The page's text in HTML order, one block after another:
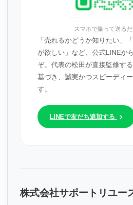
スマホで撮って送るだ
「売れるかどうか知りたい」
が欲しい」など、公式LINEか
ぞ。代表の松田が直接監修す
基づき、誠実かつスピーディ
す。
LINEで友だち追加する
株式会社サポートリユー